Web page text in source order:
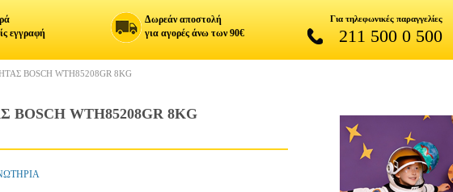
εγγραφή
Δωρεάν αποστολή
για αγορές άνω των 90€
Για τηλεφωνικές παραγγελίες
211 500 0 500
BOSCH WTH85208GR 8KG
WTH85208GR 8KG